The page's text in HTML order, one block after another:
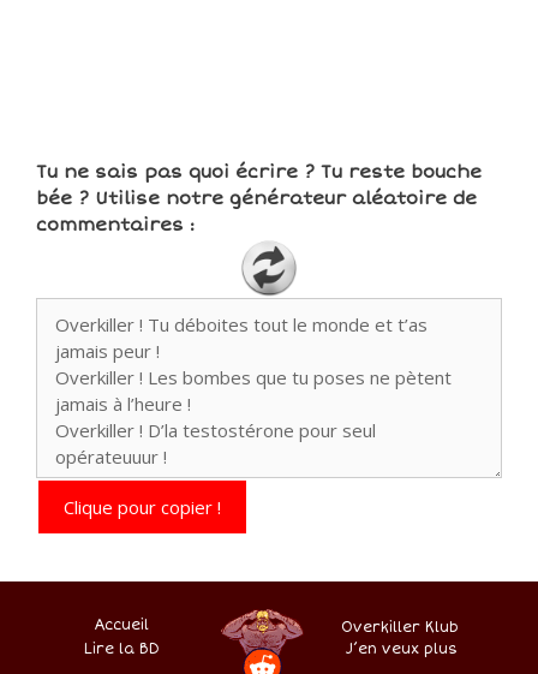
Tu ne sais pas quoi écrire ? Tu reste bouche
bée ? Utilise notre générateur aléatoire de
commentaires :
Clique pour copier !
.
Accueil
–
Lire la BD – J’en veux plus
–
Overkiller Klub
–